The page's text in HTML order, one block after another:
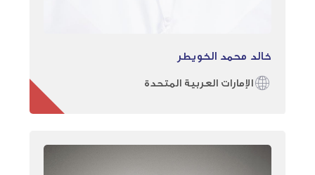
خالد محمد الخويطر
الإمارات العربية المتحدة